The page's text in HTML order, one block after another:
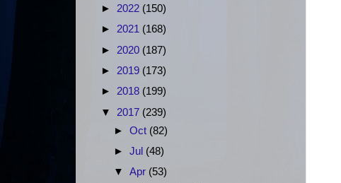
► 2022 (150)
► 2021 (168)
► 2020 (187)
► 2019 (173)
► 2018 (199)
▼ 2017 (239)
►Oct (82)
►Jul (48)
▼Apr (53)